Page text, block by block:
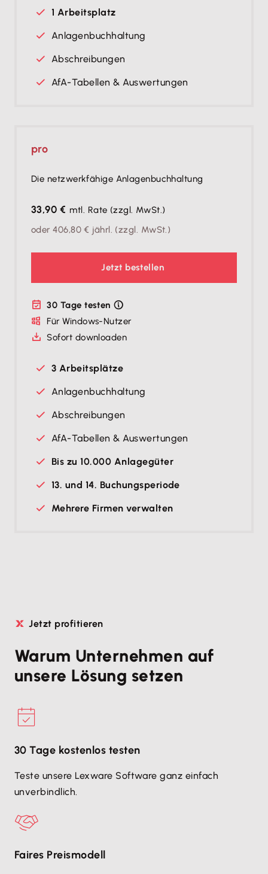
1 Arbeitsplatz
Anlagenbuchhaltung
Abschreibungen
AfA-Tabellen & Auswertungen
pro
Die netzwerkfähige Anlagenbuchhaltung
33,90 € mtl. Rate (zzgl. MwSt.)
oder406,80 € jährl. (zzgl. MwSt.)
Jetzt bestellen
30 Tage testen
Für Windows-Nutzer
Sofort downloaden
3 Arbeitsplätze
Anlagenbuchhaltung
Abschreibungen
AfA-Tabellen & Auswertungen
Bis zu 10.000 Anlagegüter
13. und 14. Buchungsperiode
Mehrere Firmen verwalten
Jetzt profitieren
Warum Unternehmen auf
unsere Lösung setzen
30 Tage kostenlos testen
Teste unsere Lexware Software ganz einfach
unverbindlich.
Faires Preismodell